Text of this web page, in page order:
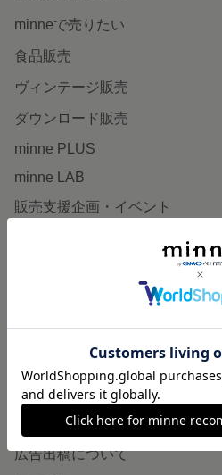
minneで売りたい
食品販売
ヴィンテージ販売
ダウンロード販売
minne PLUS
minne LAB
販売支援企画・イベント
minneとものづくりと
minneの本
企業の方へ
広告出稿について